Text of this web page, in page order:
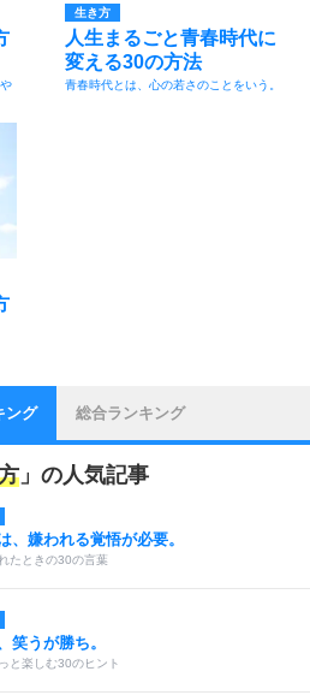
生き方
人生まるごと青春時代に
変える30の方法
青春時代とは、心の若さのことをいう。
ング 総合ランキング
」の人気記事
、嫌われる覚悟が必要。
たときの30の言葉
笑うが勝ち。
と楽しむ30のヒント